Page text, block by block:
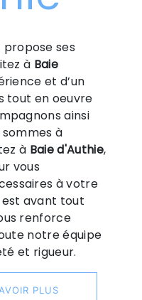
ses
à Baie
et d’un
tout en oeuvre
ainsi
à
à Baie d'Authie,
vous
à votre
avant tout
renforce
notre équipe
et rigueur.
PLUS